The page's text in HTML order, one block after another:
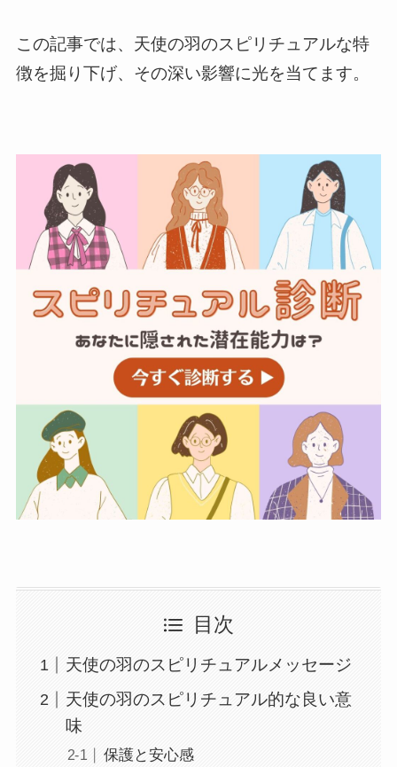
この記事では、天使の羽のスピリチュアルな特
徴を掘り下げ、その深い影響に光を当てます。
目次
天使の羽のスピリチュアルメッセージ
天使の羽のスピリチュアル的な良い意
味
保護と安心感